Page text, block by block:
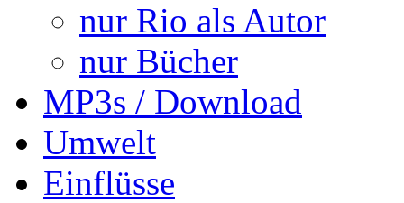
nur Rio als Autor
nur Bücher
MP3s / Download
Umwelt
Einflüsse